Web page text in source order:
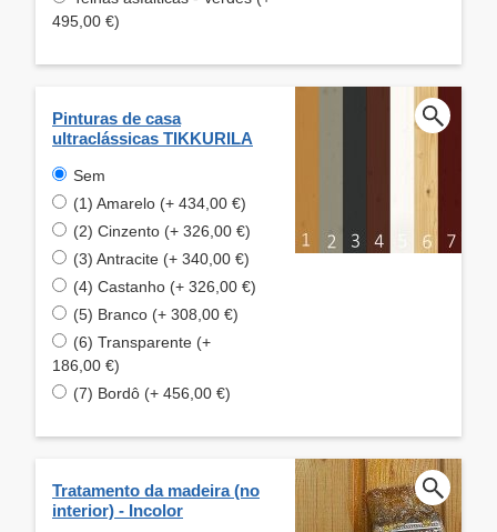
495,00 €)
Pinturas de casa
ultraclássicas TIKKURILA
Sem
(1) Amarelo (+ 434,00 €)
(2) Cinzento (+ 326,00 €)
(3) Antracite (+ 340,00 €)
(4) Castanho (+ 326,00 €)
(5) Branco (+ 308,00 €)
(6) Transparente (+
186,00 €)
(7) Bordô (+ 456,00 €)
Tratamento da madeira (no
interior) - Incolor